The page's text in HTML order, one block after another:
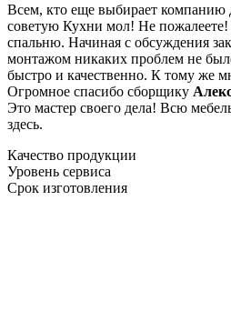
Всем, кто еще выбирает компанию
советую Кухни мол! Не
спальню. Начиная с обсуждения
монтажом никаких проблем не
быстро и качественно. К тому же
Огромное спасибо сборщику
Это мастер своего дела! Всю
здесь.
Качество продукции
Уровень сервиса
Срок изготовления